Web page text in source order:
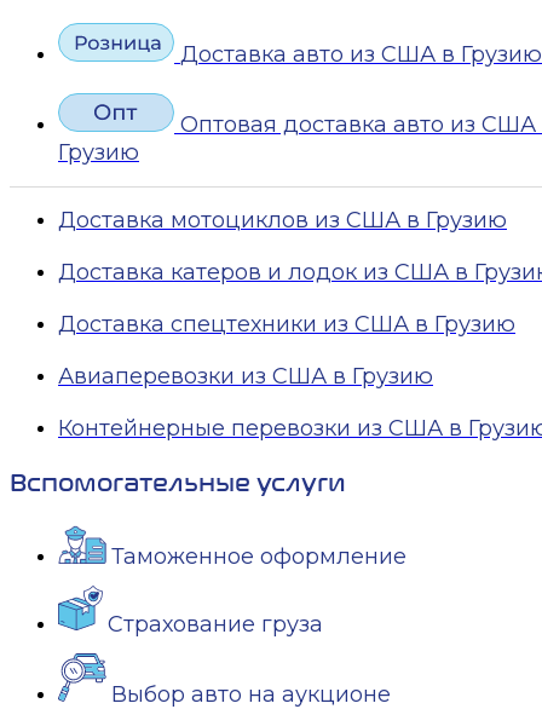
Доставка авто из США в Грузию
Оптовая доставка авто из США
Грузию
Доставка мотоциклов из США в Грузию
Доставка катеров и лодок из США в
Доставка спецтехники из США в Грузию
Авиаперевозки из США в Грузию
Контейнерные перевозки из США в
Вспомогательные услуги
Таможенное оформление
Страхование груза
Выбор авто на аукционе